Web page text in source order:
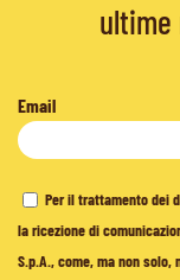
Email
Per il trattamento dei
la ricezione di
S.p.A., come, ma non